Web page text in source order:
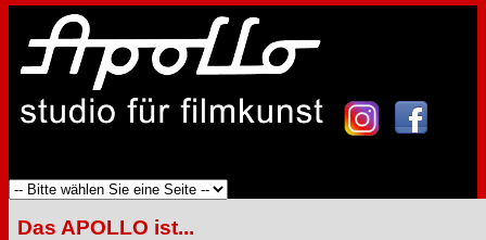
Das APOLLO ist...